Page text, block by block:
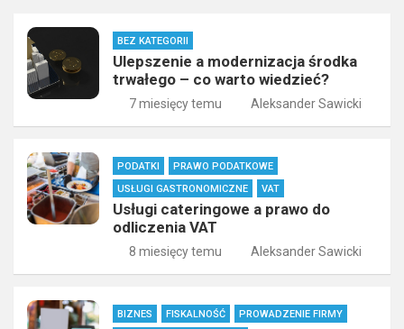
BEZ KATEGORII
Ulepszenie a modernizacja środka
trwałego – co warto wiedzieć?
7 miesięcy temu Aleksander Sawicki
PODATKI
PRAWO PODATKOWE
USŁUGI GASTRONOMICZNE
VAT
Usługi cateringowe a prawo do
odliczenia VAT
8 miesięcy temu Aleksander Sawicki
BIZNES FISKALNOŚĆ
PROWADZENIE FIRMY